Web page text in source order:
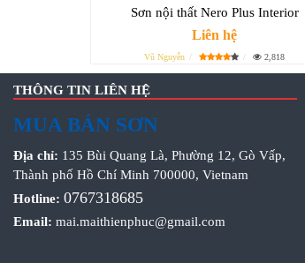
Sơn nội thất Nero Plus Interior
Liên hệ
Vũ Nguyễn 2,818
THÔNG TIN LIÊN HỆ
MUA BÁN SƠN
Địa chỉ: 135 Bùi Quang Là, Phường 12, Gò Vấp,
Thành phố Hồ Chí Minh 700000, Vietnam
Hotline: 0767318685
Email: mai.maithienphuc@gmail.com